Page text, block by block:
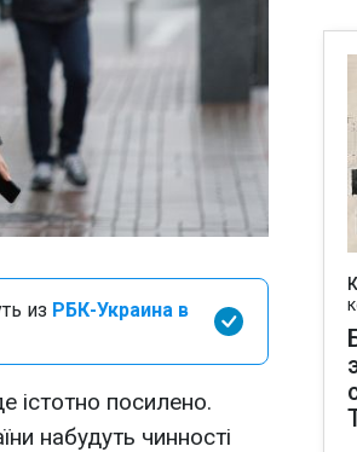
из РБК-Украина в
істотно посилено.
набудуть чинності